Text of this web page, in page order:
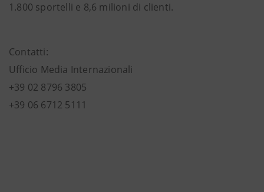
1.800 sportelli e 8,6 milioni di clienti.
Contatti:
Ufficio Media Internazionali
+39 02 8796 3805
+39 06 6712 5111